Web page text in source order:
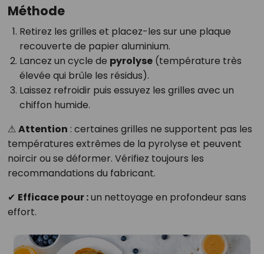
Méthode
Retirez les grilles et placez-les sur une plaque
recouverte de papier aluminium.
Lancez un cycle de pyrolyse(température très
élevée qui brûle les résidus).
Laissez refroidir puis essuyez les grilles avec un
chiffon humide.
⚠Attention : certaines grilles ne supportent pas les
températures extrêmes de la pyrolyse et peuvent
noircir ou se déformer. Vérifiez toujours les
recommandations du fabricant.
✔ Efficace pour :un nettoyage en profondeur sans
effort.